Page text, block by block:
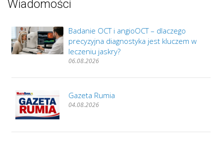
Wiadomości
Badanie OCT i angioOCT – dlaczego
precyzyjna diagnostyka jest kluczem w
leczeniu jaskry?
06.08.2026
Gazeta Rumia
04.08.2026